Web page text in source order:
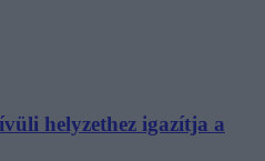
helyzethez igazítja a